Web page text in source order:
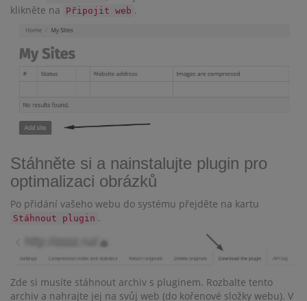
klikněte na
Připojit web .
Stáhněte si a nainstalujte plugin pro
optimalizaci obrázků
Po přidání vašeho webu do systému přejděte na kartu
Stáhnout plugin .
Zde si musíte stáhnout archiv s pluginem. Rozbalte tento
archiv a nahrajte jej na svůj web (do kořenové složky webu). V